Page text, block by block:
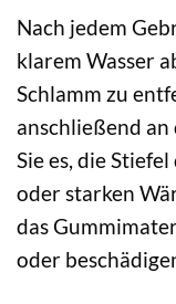
Nach jedem
klarem Wasser
Schlamm zu
anschließend
Sie es, die
oder starken
das
oder